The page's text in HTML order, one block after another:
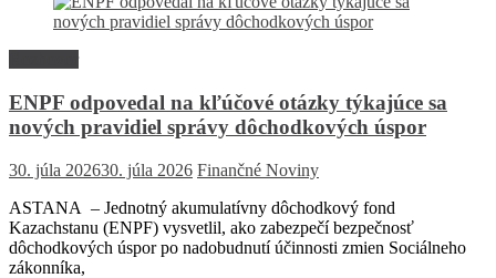
ENPF odpovedal na kľúčové otázky týkajúce sa
nových pravidiel správy dôchodkových úspor
30. júla 202630. júla 2026 Finančné Noviny
ASTANA – Jednotný akumulatívny dôchodkový fond
Kazachstanu (ENPF) vysvetlil, ako zabezpečí bezpečnosť
dôchodkových úspor po nadobudnutí účinnosti zmien Sociálneho
zákonníka,